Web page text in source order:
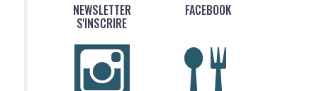
NEWSLETTER
S'INSCRIRE
FACEBOOK